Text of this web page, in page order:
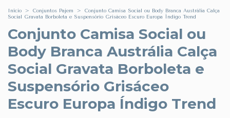
Início > Conjuntos Pajem >
Conjunto Camisa Social ou Body Branca Austrália Calça
Social Gravata Borboleta e Suspensório Grisáceo Escuro Europa Índigo Trend
Conjunto Camisa Social ou
Body Branca Austrália Calça
Social Gravata Borboleta e
Suspensório Grisáceo
Escuro Europa Índigo Trend